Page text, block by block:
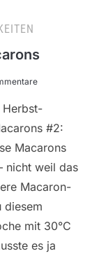
Herbst-
#2:
Macarons
nicht weil das
Macaron-
diesem
mit 30°C
es ja